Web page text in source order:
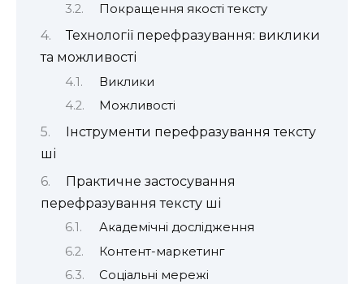
Покращення якості тексту
Технології перефразування: виклики
та можливості
Виклики
Можливості
Інструменти перефразування тексту
ші
Практичне застосування
перефразування тексту ші
Академічні дослідження
Контент-маркетинг
Соціальні мережі